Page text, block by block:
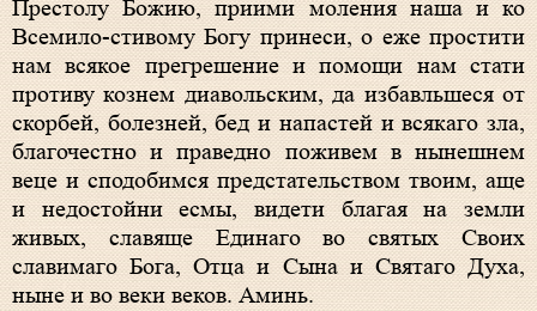
Престолу Божию, приими моления наша и ко
Всемило-стивому Богу принеси, о еже простити
нам всякое прегрешение и помощи нам стати
противу кознем диавольским, да избавльшеся от
скорбей, болезней, бед и напастей и всякаго зла,
благочестно и праведно поживем в нынешнем
веце и сподобимся предстательством твоим, аще
и недостойни есмы, видети благая на земли
живых, славяще Единаго во святых Своих
славимаго Бога, Отца и Сына и Святаго Духа,
ныне и во веки веков. Аминь.